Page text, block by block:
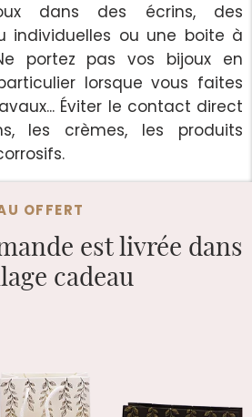
OFFERT
est livrée dans
cadeau
dans des écrins, des
individuelles ou une boite à
portez pas vos bijoux en
lorsque vous faites
Éviter le contact direct
les crèmes, les produits